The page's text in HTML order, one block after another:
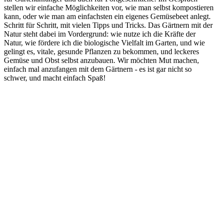
stellen wir einfache Möglichkeiten vor, wie man selbst kompostieren
kann, oder wie man am einfachsten ein eigenes Gemüsebeet anlegt.
Schritt für Schritt, mit vielen Tipps und Tricks. Das Gärtnern mit der
Natur steht dabei im Vordergrund: wie nutze ich die Kräfte der
Natur, wie fördere ich die biologische Vielfalt im Garten, und wie
gelingt es, vitale, gesunde Pflanzen zu bekommen, und leckeres
Gemüse und Obst selbst anzubauen. Wir möchten Mut machen,
einfach mal anzufangen mit dem Gärtnern - es ist gar nicht so
schwer, und macht einfach Spaß!